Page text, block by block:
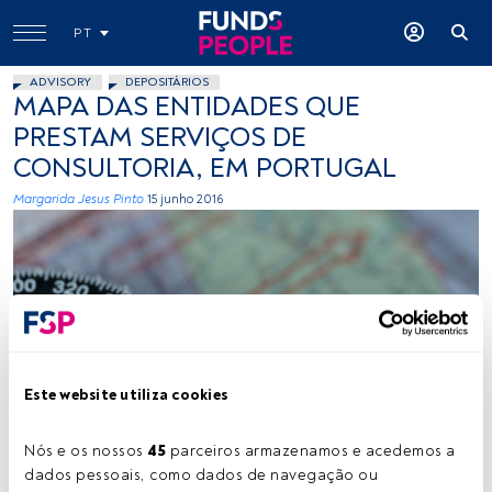
Este website utiliza cookies
Nós e os nossos 45 parceiros armazenamos e acedemos a
dados pessoais, como dados de navegação ou
PT
ADVISORY DEPOSITÁRIOS
MAPA DAS ENTIDADES QUE
PRESTAM SERVIÇOS DE
CONSULTORIA, EM PORTUGAL
Margarida Jesus Pinto 15 junho 2016
Inky Bob, Flickr, Creative Commons
Tempo de leitura:16 s.